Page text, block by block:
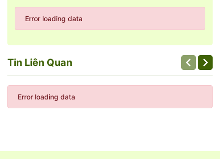
Error loading data
Tin Liên Quan
Error loading data